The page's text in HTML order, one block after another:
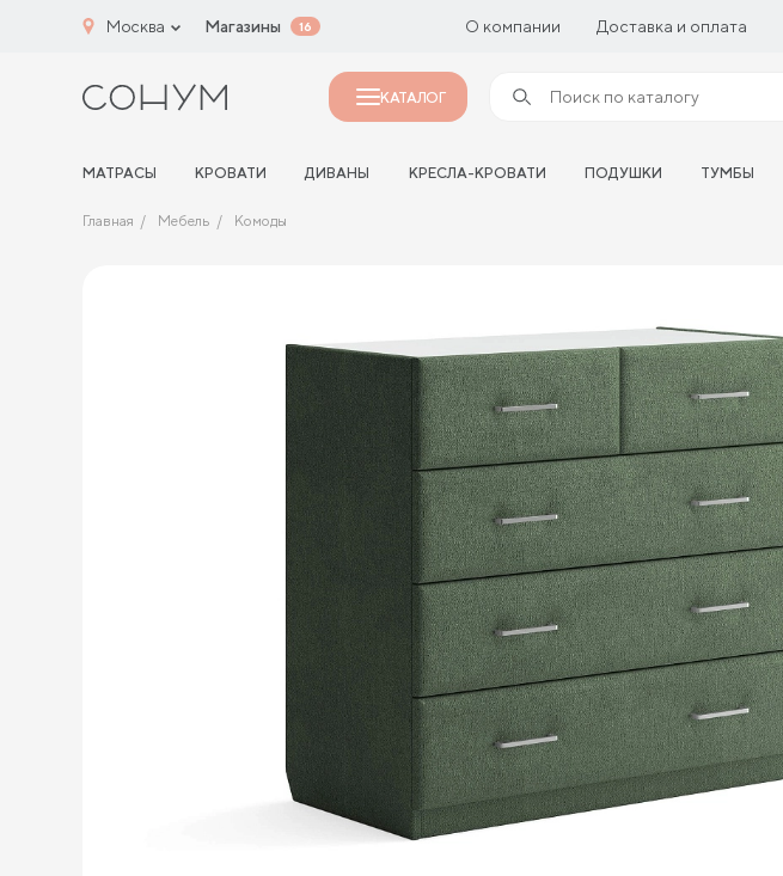
Москва Магазины 16 О компании Доставка и оплата
КАТАЛОГ
МАТРАСЫ КРОВАТИ ДИВАНЫ КРЕСЛА-КРОВАТИ ПОДУШКИ ТУМБЫ
Главная Мебель Комоды